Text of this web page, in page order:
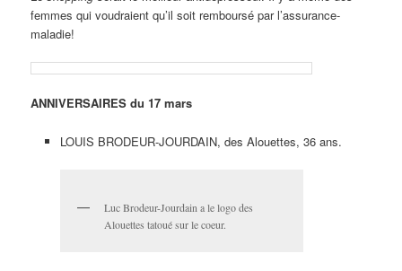
femmes qui voudraient qu’il soit remboursé par l’assurance-
maladie!
ANNIVERSAIRES du 17 mars
LOUIS BRODEUR-JOURDAIN, des Alouettes, 36 ans.
Luc Brodeur-Jourdain a le logo des
Alouettes tatoué sur le coeur.